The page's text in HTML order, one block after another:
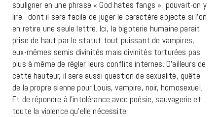
souligner en une phrase « God hates fangs », pouvait-on y
lire, dont il sera facile de juger le caractère abjecte si l’on
en retire une seule lettre. Ici, la bigoterie humaine parait
prise de haut par le statut tout puissant de vampires,
eux-mêmes semis divinités mais divinités torturées pas
plus à même de régler leurs conflits internes. D’ailleurs de
cette hauteur, il sera aussi question de sexualité, quête
de la propre sienne pour Louis, vampire, noir, homosexuel.
Et de répondre à l’intolérance avec poésie, sauvagerie et
toute la violence qu’elle nécessite.